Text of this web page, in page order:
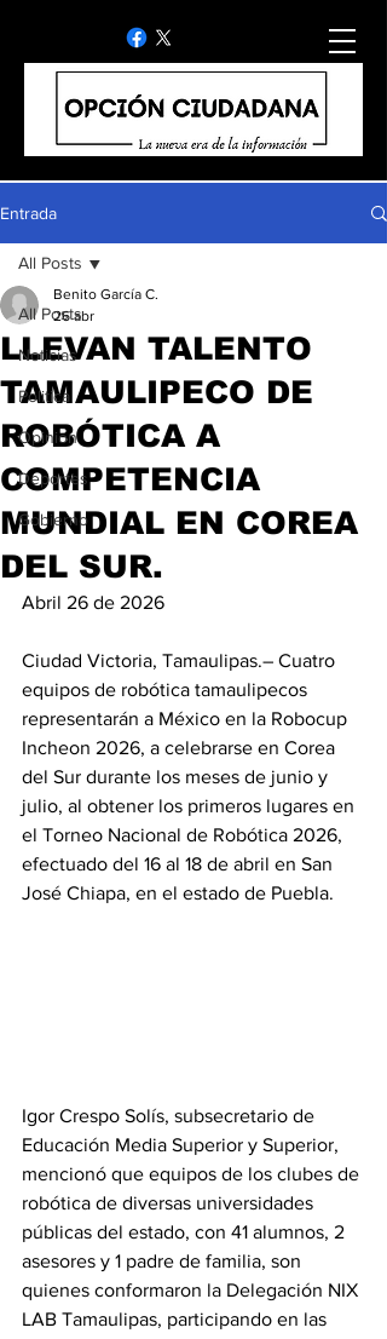
Entrada
All Posts
Noticias
Politica
Opinion
Deportes
Gobierno
All Posts
LLEVAN TALENTO
TAMAULIPECO DE
ROBÓTICA A
COMPETENCIA
MUNDIAL EN COREA
DEL SUR.
Benito García C.
26 abr
Abril 26 de 2026
Ciudad Victoria, Tamaulipas.– Cuatro
equipos de robótica tamaulipecos
representarán a México en la Robocup
Incheon 2026, a celebrarse en Corea
del Sur durante los meses de junio y
julio, al obtener los primeros lugares en
el Torneo Nacional de Robótica 2026,
efectuado del 16 al 18 de abril en San
José Chiapa, en el estado de Puebla.
Igor Crespo Solís, subsecretario de
Educación Media Superior y Superior,
mencionó que equipos de los clubes de
robótica de diversas universidades
públicas del estado, con 41 alumnos, 2
asesores y 1 padre de familia, son
quienes conformaron la Delegación NIX
LAB Tamaulipas, participando en las